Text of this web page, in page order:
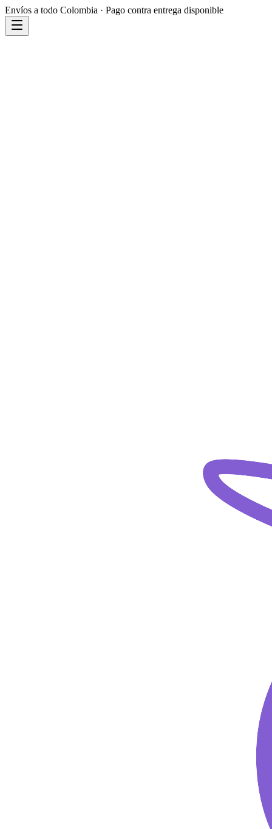
Envíos a todo Colombia · Pago contra entrega disponible